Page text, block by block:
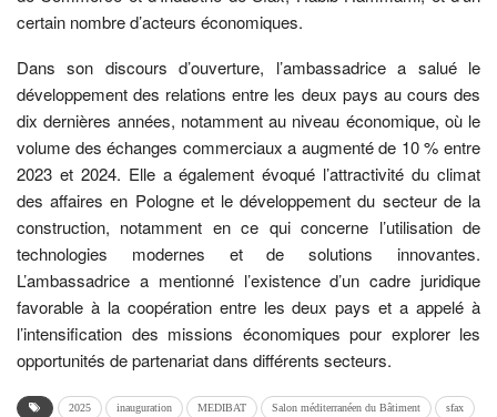
certain nombre d’acteurs économiques.
Dans son discours d’ouverture, l’ambassadrice a salué le
développement des relations entre les deux pays au cours des
dix dernières années, notamment au niveau économique, où le
volume des échanges commerciaux a augmenté de 10 % entre
2023 et 2024. Elle a également évoqué l’attractivité du climat
des affaires en Pologne et le développement du secteur de la
construction, notamment en ce qui concerne l’utilisation de
technologies modernes et de solutions innovantes.
L’ambassadrice a mentionné l’existence d’un cadre juridique
favorable à la coopération entre les deux pays et a appelé à
l’intensification des missions économiques pour explorer les
opportunités de partenariat dans différents secteurs.
2025 inauguration MEDIBAT Salon méditerranéen du Bâtiment sfax